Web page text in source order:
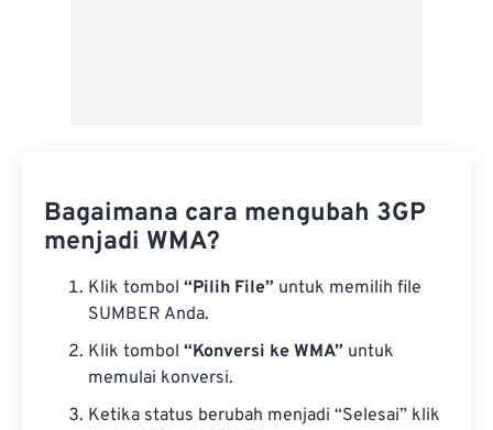
Bagaimana cara mengubah 3GP
menjadi WMA?
Klik tombol “Pilih File” untuk memilih file
SUMBER Anda.
Klik tombol “Konversi ke WMA” untuk
memulai konversi.
Ketika status berubah menjadi “Selesai” klik